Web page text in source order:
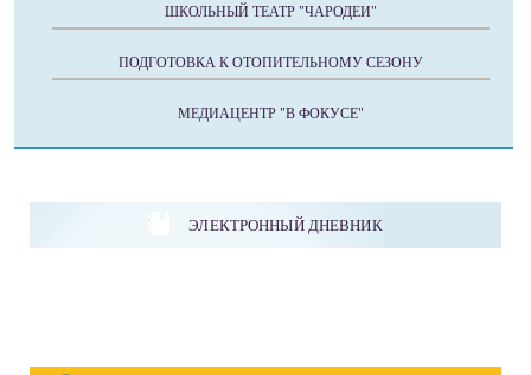
ШКОЛЬНЫЙ ТЕАТР "ЧАРОДЕИ"
ПОДГОТОВКА К ОТОПИТЕЛЬНОМУ СЕЗОНУ
МЕДИАЦЕНТР "В ФОКУСЕ"
ЭЛЕКТРОННЫЙ ДНЕВНИК